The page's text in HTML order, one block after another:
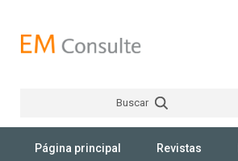
Buscar
Página principal Revistas